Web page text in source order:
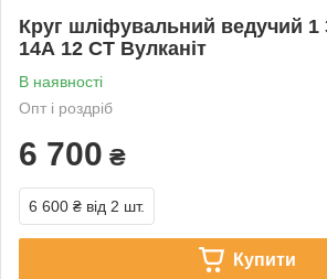
Круг шліфувальний ведучий 1
14А 12 СТ Вулканіт
В наявності
Опт і роздріб
6 700 ₴
6 600 ₴ від 2 шт.
Купити